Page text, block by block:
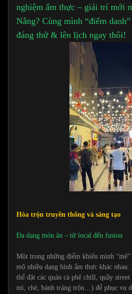
nghiệm ẩm thực – giải trí mới
Nẵng? Cùng mình “điểm
đáng thử & lên lịch ngay thôi!
Hòa trộn truyền thống và sáng tạo
Đa dạng món ăn – từ local đến fusion
Một trong những điểm khiến mình
mộ nhiều dạng hình ẩm thực khác
thể đặt các quán cà phê chill, quầy
mì, chè, bánh tráng trộn…) để phục vụ